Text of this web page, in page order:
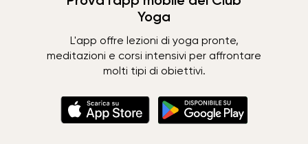
Yoga
L'app offre lezioni di yoga pronte,
meditazioni e corsi intensivi per affrontare
molti tipi di obiettivi.